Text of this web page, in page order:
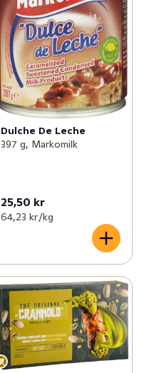
Dulche De Leche
397 g, Markomilk
25,50 kr
64,23 kr /kg